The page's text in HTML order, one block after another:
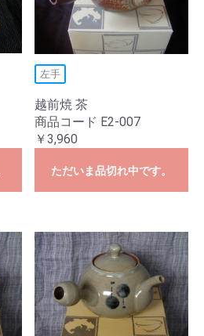
左手
越前焼 茶
商品コード E2-007
￥3,960
ただいま品切れ中です。